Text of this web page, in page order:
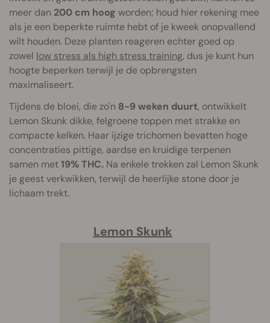
meer dan 200 cm hoog worden; houd hier rekening mee
als je een beperkte ruimte hebt of je kweek onopvallend
wilt houden. Deze planten reageren echter goed op
zowel low stress als high stress training, dus je kunt hun
hoogte beperken terwijl je de opbrengsten
maximaliseert.
Tijdens de bloei, die zo'n 8-9 weken duurt, ontwikkelt
Lemon Skunk dikke, felgroene toppen met strakke en
compacte kelken. Haar ijzige trichomen bevatten hoge
concentraties pittige, aardse en kruidige terpenen
samen met19% THC. Na enkele trekken zal Lemon Skunk
je geest verkwikken, terwijl de heerlijke stone door je
lichaam trekt.
Lemon Skunk